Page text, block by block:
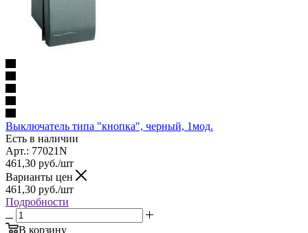
Выключатель типа "кнопка", черный, 1мод.
Есть в наличии
Арт.: 77021N
461,30 руб./шт
Варианты цен
461,30 руб./шт
Подробности
В корзину